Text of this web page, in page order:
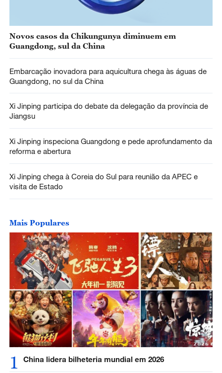
Novos casos da Chikungunya diminuem em
Guangdong, sul da China
Embarcação inovadora para aquicultura chega às águas de
Guangdong, no sul da China
Xi Jinping participa do debate da delegação da província de
Jiangsu
Xi Jinping inspeciona Guangdong e pede aprofundamento da
reforma e abertura
Xi Jinping chega à Coreia do Sul para reunião da APEC e
visita de Estado
Mais Populares
1 China lidera bilheteria mundial em 2026